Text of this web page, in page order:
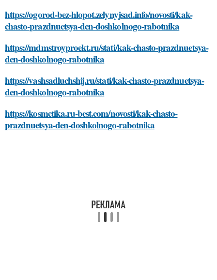
https://ogorod-bez-hlopot.zelynyjsad.info/novosti/kak-
chasto-prazdnuetsya-den-doshkolnogo-rabotnika
https://mdmstroyproekt.ru/stati/kak-chasto-prazdnuetsya-
den-doshkolnogo-rabotnika
https://vashsadluchshij.ru/stati/kak-chasto-prazdnuetsya-
den-doshkolnogo-rabotnika
https://kosmetika.ru-best.com/novosti/kak-chasto-
prazdnuetsya-den-doshkolnogo-rabotnika